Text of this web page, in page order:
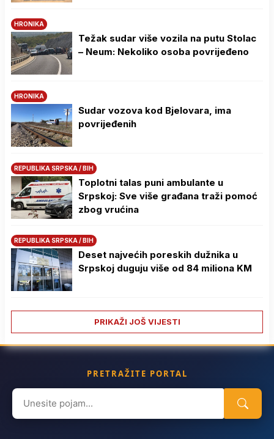
HRONIKA
Težak sudar više vozila na putu Stolac
– Neum: Nekoliko osoba povrijeđeno
HRONIKA
Sudar vozova kod Bjelovara, ima
povrijeđenih
REPUBLIKA SRPSKA / BIH
Toplotni talas puni ambulante u
Srpskoj: Sve više građana traži pomoć
zbog vrućina
REPUBLIKA SRPSKA / BIH
Deset najvećih poreskih dužnika u
Srpskoj duguju više od 84 miliona KM
PRIKAŽI JOŠ VIJESTI
PRETRAŽITE PORTAL
Search
for: